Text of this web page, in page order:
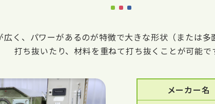
く、パワーがあるのが特徴で大きな形状（または
打ち抜いたり、材料を重ねて打ち抜くことが可能で
メーカー名